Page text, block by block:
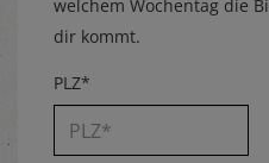
welchem Wochentag die
dir kommt.
PLZ*